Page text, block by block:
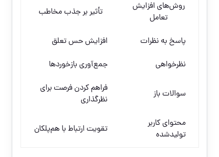
روش‌های افزایش
تعامل
تأثیر بر جذب مخاطب
پاسخ به نظرات
افزایش حس تعلق
نظرخواهی
جمع‌آوری بازخوردها
سوالات باز
فراهم کردن فرصت برای
نظرگذاری
محتوای کاربر
تولیدشده
تقویت ارتباط با هم‌پلکان